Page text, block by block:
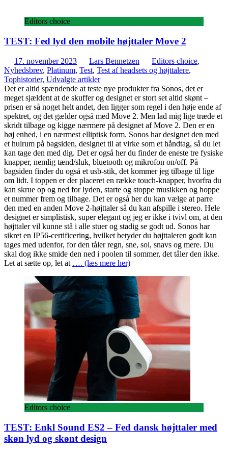
Editors choice
TEST: Fed lyd den mobile højttaler Move 2
17. november 2023 Lars Bennetzen Editors choice,
Nyhedsbrev, Platinum, Test, Test af headsets og højttalere,
Tophistorier, Udvalgte artikler
Det er altid spændende at teste nye produkter fra Sonos, det er
meget sjældent at de skuffer og designet er stort set altid skønt –
prisen er så noget helt andet, den ligger som regel i den høje ende af
spektret, og det gælder også med Move 2. Men lad mig lige træde et
skridt tilbage og kigge nærmere på designet af Move 2. Den er en
høj enhed, i en nærmest elliptisk form. Sonos har designet den med
et hulrum på bagsiden, designet til at virke som et håndtag, så du let
kan tage den med dig. Det er også her du finder de eneste tre fysiske
knapper, nemlig tænd/sluk, bluetooth og mikrofon on/off. På
bagsiden finder du også et usb-stik, det kommer jeg tilbage til lige
om lidt. I toppen er der placeret en række touch-knapper, hvorfra du
kan skrue op og ned for lyden, starte og stoppe musikken og hoppe
et nummer frem og tilbage. Det er også her du kan vælge at parre
den med en anden Move 2-højttaler så du kan afspille i stereo. Hele
designet er simplistisk, super elegant og jeg er ikke i tvivl om, at den
højttaler vil kunne stå i alle stuer og stadig se godt ud. Sonos har
sikret en IP56-certificering, hvilket betyder du højttaleren godt kan
tages med udenfor, for den tåler regn, sne, sol, snavs og mere. Du
skal dog ikke smide den ned i poolen til sommer, det tåler den ikke.
Let at sætte op, let at …. (læs mere her)
Editors choice
TEST: Enkl Sound ES2 – Fed dansk højttaler med
skøn lyd og skønt design